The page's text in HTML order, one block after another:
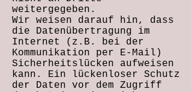
weitergegeben.
Wir weisen darauf hin, dass
die Datenübertragung im
Internet (z.B. bei der
Kommunikation per E-Mail)
Sicherheitslücken aufweisen
kann. Ein lückenloser Schutz
der Daten vor dem Zugriff